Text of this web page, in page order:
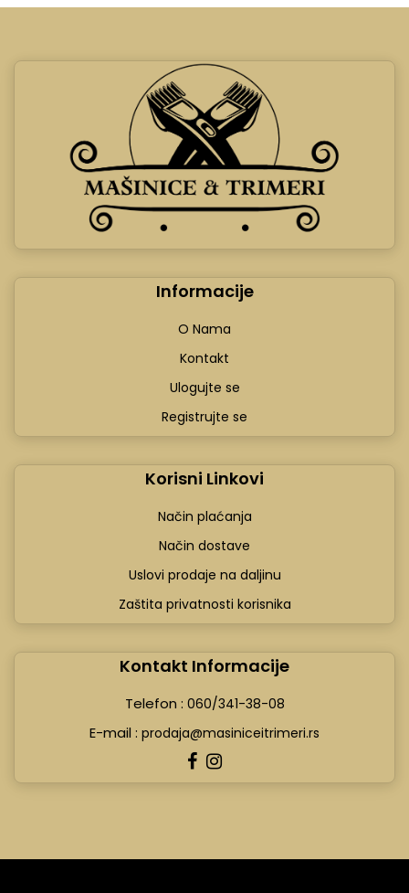
Informacije
O Nama
Kontakt
Ulogujte se
Registrujte se
Korisni Linkovi
Način plaćanja
Način dostave
Uslovi prodaje na daljinu
Zaštita privatnosti korisnika
Kontakt Informacije
Telefon : 060/341-38-08
E-mail : prodaja@masiniceitrimeri.rs